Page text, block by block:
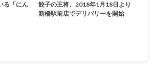
る「にん
餃子の王将、2018年1月18日より
新橋駅前店でデリバリーを開始